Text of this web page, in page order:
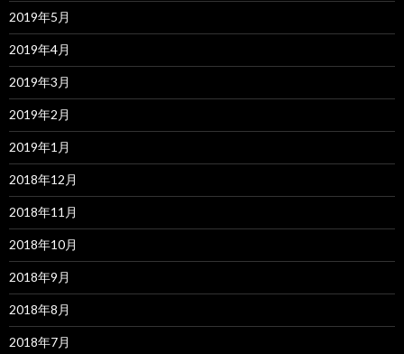
2019年5月
2019年4月
2019年3月
2019年2月
2019年1月
2018年12月
2018年11月
2018年10月
2018年9月
2018年8月
2018年7月